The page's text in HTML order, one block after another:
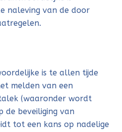
naleving van de door
is te allen tijde
melden van een
(waaronder wordt
de beveiliging van
tot een kans op nadelige